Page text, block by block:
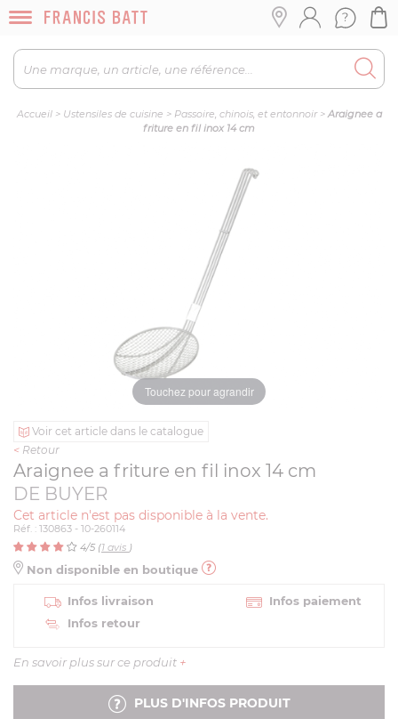
Accueil> Ustensiles de cuisine > Passoire, chinois, et entonnoir>Araignee a
friture en fil inox 14 cm
Touchez pour agrandir
Voir cet article dans le catalogue
< Retour
Araignee a friture en fil inox 14 cm
DE BUYER
Cet article n'est pas disponible à la vente.
Réf. : 130863 - 10-260114
4/5 (1 avis )
Non disponible en boutique
Infos livraison
Infos paiement
Infos retour
En savoir plus sur ce produit +
PLUS D'INFOS PRODUIT